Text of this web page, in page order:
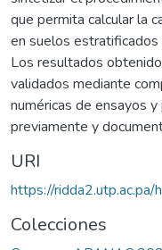
que permita calcular la
en suelos
Los resultados
validados mediante
numéricas de ensayos
previamente y
URI
https://
Colecciones